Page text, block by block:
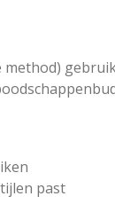
method)
past